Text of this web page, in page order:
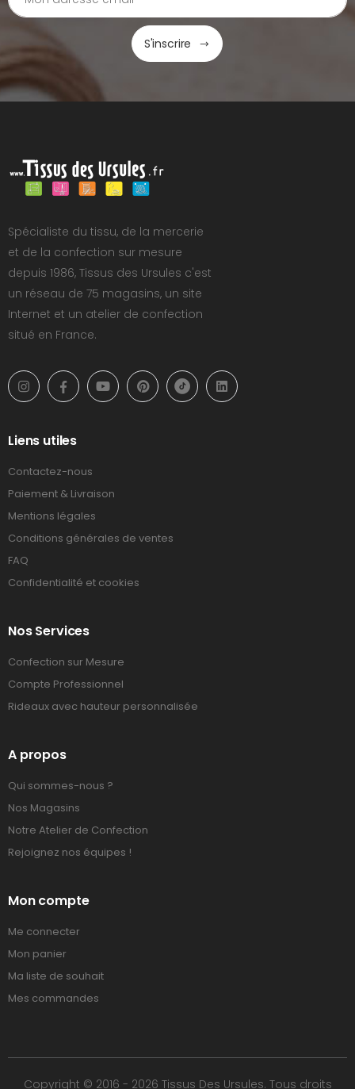
S'inscrire
Spécialiste du tissu, de la mercerie
et de la confection sur mesure
depuis 1986, Tissus des Ursules c'est
un réseau de 75 magasins, un site
Internet et un atelier de confection
situé en France.
Liens utiles
Contactez-nous
Paiement & Livraison
Mentions légales
Conditions générales de ventes
FAQ
Confidentialité et cookies
Nos Services
Confection sur Mesure
Compte Professionnel
Rideaux avec hauteur personnalisée
A propos
Qui sommes-nous ?
Nos Magasins
Notre Atelier de Confection
Rejoignez nos équipes !
Mon compte
Me connecter
Mon panier
Ma liste de souhait
Mes commandes
Copyright © 2016 - 2026 Tissus Des Ursules. Tous droits